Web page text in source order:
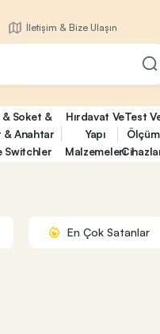
İletişim & Bize Ulaşın
Soket &
& Anahtar
Switchler
Hırdavat Ve
Yapı
Malzemeleri
Test
Ölçüm
En Çok Satanlar